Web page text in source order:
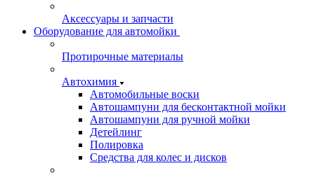
Аксессуары и запчасти
Оборудование для автомойки
Протирочные материалы
Автохимия
Автомобильные воски
Автошампуни для бесконтактной мойки
Автошампуни для ручной мойки
Детейлинг
Полировка
Средства для колес и дисков